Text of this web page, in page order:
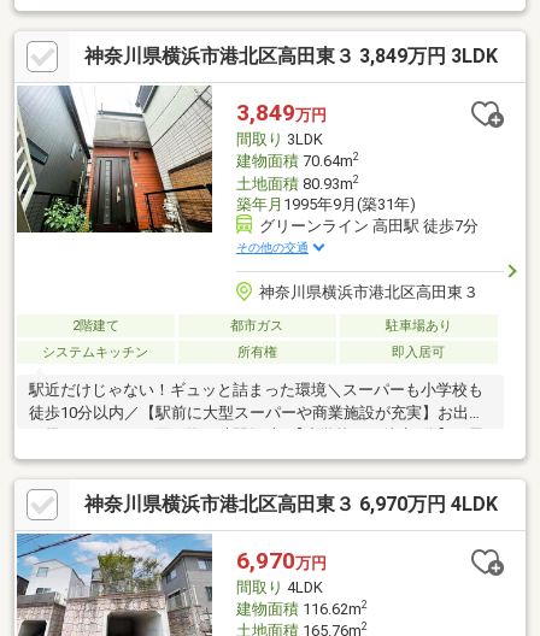
キッチン交換・洗面／トイレ交換・全室クロス貼替など、2026年
6月リフォーム完成予定です。カースペース2台分確保。小学校や
公園も徒歩圏に揃う、子育てにもおすすめの住環境です。
神奈川県横浜市港北区高田東３ 3,849万円 3LDK
3,849万円
間取り 3LDK
建物面積70.64m2
土地面積80.93m2
築年月 1995年9月(築31年)
グリーンライン 高田駅 徒歩7分
その他の交通
神奈川県横浜市港北区高田東３
2階建て 都市ガス
駐車場あり
システムキッチン
所有権 即入居可
駅近だけじゃない！ギュッと詰まった環境＼スーパーも小学校も
徒歩10分以内／【駅前に大型スーパーや商業施設が充実】お出か
さまの通学を見守りやすい子育て世代にうれしい立地♪落ち着いた
閑静な住宅街が安全を高めてくれます【おすすめポイント】高田
天満宮 徒歩10分＼横浜市の隠れた名所／晴天の日には、雄大な富
士山が暮らしの風景の1枚に♪■リフォーム詳細（完成予定：2026
年9月）・外壁塗装、屋根塗装・キッチン・お風呂・トイレ・洗面
台・クロス・フロアタイル・給湯器交換・室内クリーニング等
神奈川県横浜市港北区高田東３ 6,970万円 4LDK
6,970万円
間取り 4LDK
建物面積116.62m2
土地面積165.76m2